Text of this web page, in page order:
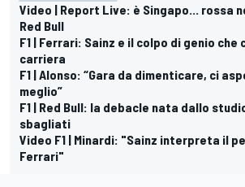
Video | Report Live: è Singapo... rossa
Red Bull
F1 | Ferrari: Sainz e il colpo di genio che
carriera
F1 | Alonso: “Gara da dimenticare, ci
meglio”
F1 | Red Bull: la debacle nata dallo
sbagliati
Video F1 | Minardi: "Sainz interpreta il
Ferrari"